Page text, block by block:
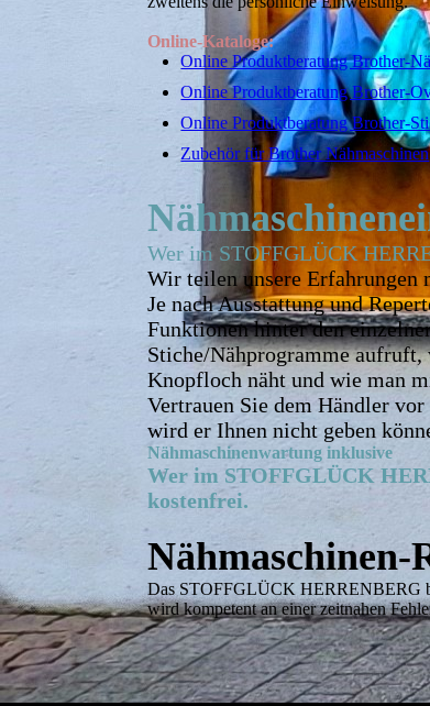
Online-Kataloge:
Online Produktberatung Brother-
Online Produktberatung Brother-
Online Produktberatung Brother-
Zubehör für Brother Nähmaschinen
Wer im STOFFGLÜCK
Wir teilen unsere Erfahrungen
Je nach Ausstattung und
Funktionen hinter den
Stiche/Nähprogramme
Knopfloch näht und wie man
Vertrauen Sie dem Händler
wird er Ihnen nicht geben
Nähmaschinenwartung inklusive
Wer im STOFFGLÜCK
kostenfrei.
Das STOFFGLÜCK HERRENBERG
wird kompetent an einer zeitnahen